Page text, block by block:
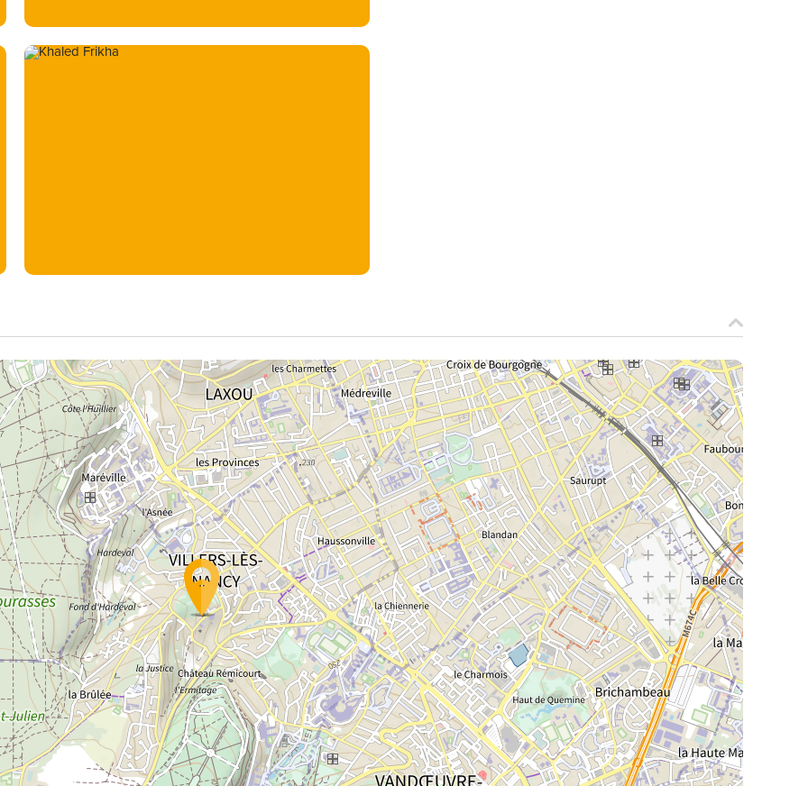
La Meurthe & Moselle en instantanée,
recherchez ce que vous voulez